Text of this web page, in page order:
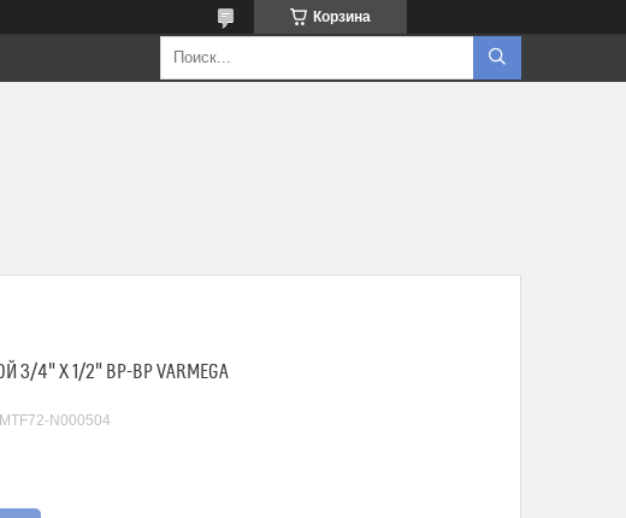
Корзина
3/4" Х 1/2" ВР-ВР VARMEGA
N000504